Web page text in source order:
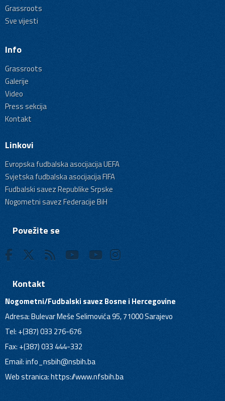
Grassroots
Sve vijesti
Info
Grassroots
Galerije
Video
Press sekcija
Kontakt
Linkovi
Evropska fudbalska asocijacija UEFA
Svjetska fudbalska asocijacija FIFA
Fudbalski savez Republike Srpske
Nogometni savez Federacije BiH
Povežite se
Kontakt
Nogometni/Fudbalski savez Bosne i Hercegovine
Adresa: Bulevar Meše Selimovića 95, 71000 Sarajevo
Tel: +(387) 033 276-676
Fax: +(387) 033 444-332
Email:info_nsbih@nsbih.ba
Web stranica: https://www.nfsbih.ba